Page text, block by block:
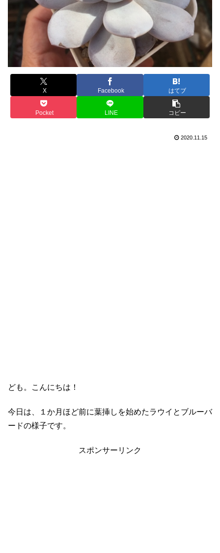
X Facebook はてブ
Pocket LINE コピー
2020.11.15
ども。こんにちは！
今日は、１か月ほど前に葉挿しを始めたラウイとブルーバ
ードの様子です。
スポンサーリンク